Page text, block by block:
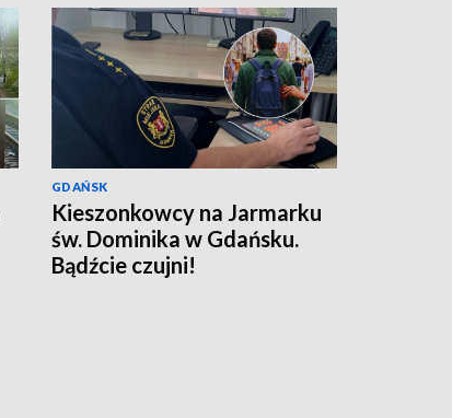
GDAŃSK
Kieszonkowcy na Jarmarku
św. Dominika w Gdańsku.
Bądźcie czujni!